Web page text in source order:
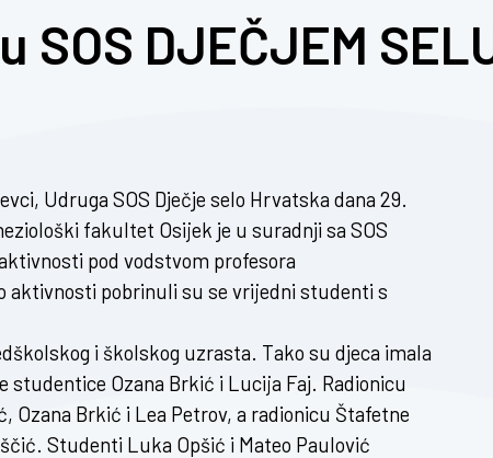
DJEČJEM
Udruga SOS Dječje selo Hrvatska dana 29.
fakultet Osijek je u suradnji sa SOS
pod vodstvom profesora
aktivnosti pobrinuli su se vrijedni studenti s
i školskog uzrasta. Tako su djeca imala
Ozana Brkić i Lucija Faj. Radionicu
Ozana Brkić i Lea Petrov, a radionicu Štafetne
Studenti Luka Opšić i Mateo Paulović